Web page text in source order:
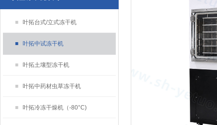
■ 叶拓台式/立式冻干机
■ 叶拓中试冻干机
■ 叶拓土壤型冻干机
■ 叶拓中药材虫草冻干机
■ 叶拓冷冻干燥机（-80°C)